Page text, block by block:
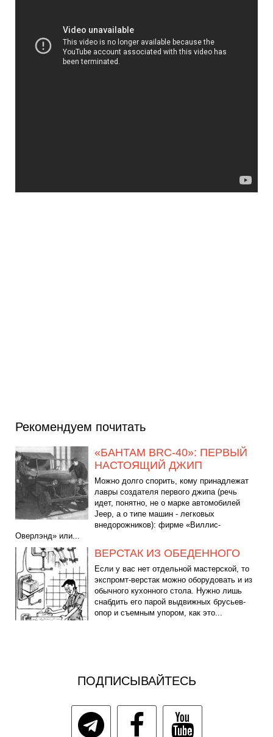
Рекомендуем почитать
«БАНТАМ BRC-40»: ПЕРВЫЙ
НАСТОЯЩИЙ ДЖИП
Можно долго спорить, кому принадлежат
лавры создателя первого джипа (речь
идет, понятно, не о марке автомобилей
Jeep, а о типе машин - легковых
внедорожников): фирме «Виллис-
Оверлэнд» или...
ВЕРСТАК ИЗ ОБЕДЕННОГО
Если у вас нет отдельной мастерской, то
экспромт-верстак можно оборудовать и из
обычного кухонного стола. Нужно лишь
снабдить его парой выдвижных брусьев-
опор и съемным упором, как это...
ПОДПИСЫВАЙТЕСЬ